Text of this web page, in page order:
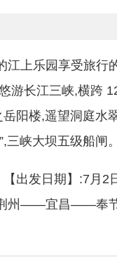
江上乐园享受旅行
游长江三峡,横跨
阳楼,遥望洞庭水
三峡大坝五级船闸
出发日期】:7月2
荆州——宜昌——